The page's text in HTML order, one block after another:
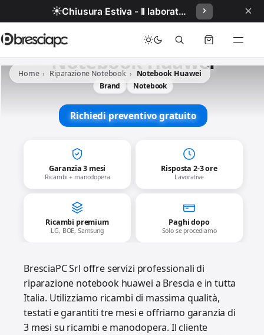
☀️ Chiusura Estiva - Il laboratorio resterà chiuso per ferie dal 29/06/2026 al 05/07/2026 compresi. ×
Home Riparazione Notebook Notebook Huawei
Notebook Huawei
Brand Notebook
Richiedi preventivo gratuito
Garanzia 3 mesi
Ricambi + manodopera
Risposta 2-3 ore
Lavorative
Ricambi premium
LG, BOE, Samsung
Paghi dopo
Solo se procediamo
BresciaPC Srl offre servizi professionali di
riparazione notebook huawei a Brescia e in tutta
Italia. Utilizziamo ricambi di massima qualità,
testati e garantiti tre mesi e offriamo garanzia di
3 mesi su ricambi e manodopera. Il cliente